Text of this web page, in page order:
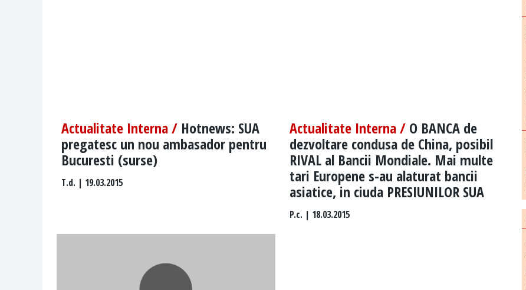
Actualitate Interna / Hotnews: SUA
pregatesc un nou ambasador pentru
Bucuresti (surse)
T.d. | 19.03.2015
Actualitate Interna / O BANCA de
dezvoltare condusa de China, posibil
RIVAL al Bancii Mondiale. Mai multe
tari Europene s-au alaturat bancii
asiatice, in ciuda PRESIUNILOR SUA
P.c. | 18.03.2015